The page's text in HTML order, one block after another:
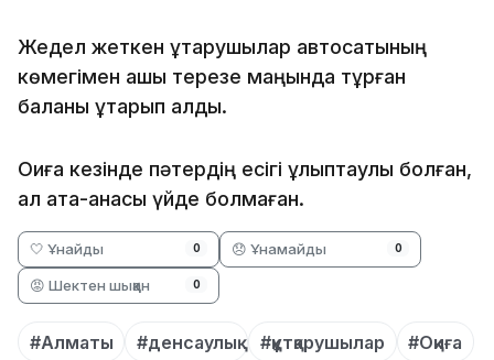
Жедел жеткен құтқарушылар автосатының
көмегімен ашық терезе маңында тұрған
баланы құтқарып алды.
Оқиға кезінде пәтердің есігі құлыптаулы болған,
ал ата-анасы үйде болмаған.
🤍 Ұнайды 0 😞 Ұнамайды 0
😡 Шектен шыққан 0
#Алматы #денсаулық #құтқарушылар
#Оқиға